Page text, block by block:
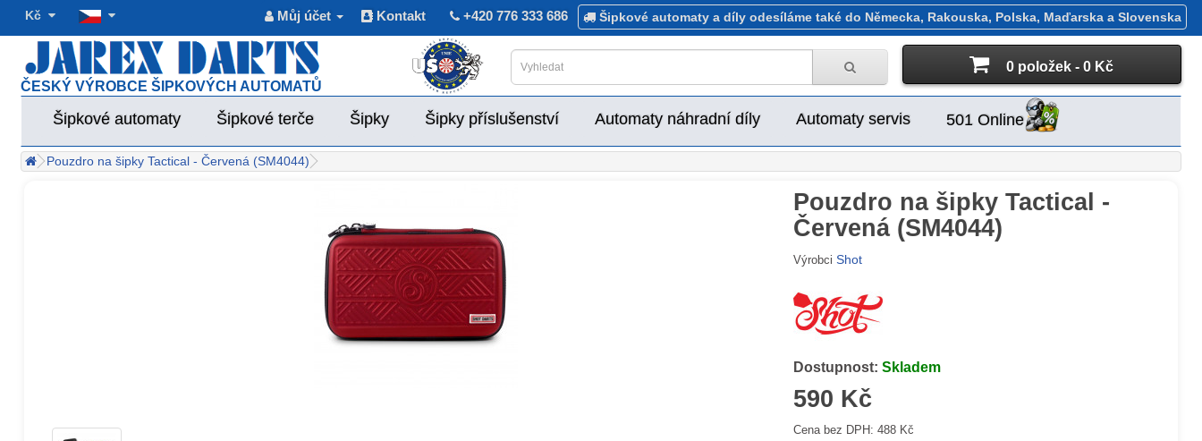
Kč Šipkové automaty a díly odesíláme také do Německa, Rakouska, Polska, Maďarska a Slovenska
Můj účet Kontakt +420 776 333 686
ČESKÝ VÝROBCE ŠIPKOVÝCH AUTOMATŮ
0 položek - 0 Kč
Šipkové automaty Šipkové terče Šipky Šipky příslušenství Automaty náhradní díly Automaty servis 501 Online
Pouzdro na šipky Tactical - Červená (SM4044)
Pouzdro na šipky Tactical -
Červená (SM4044)
VýrobciShot
Dostupnost:Skladem
590 Kč
Cena bez DPH:488 Kč